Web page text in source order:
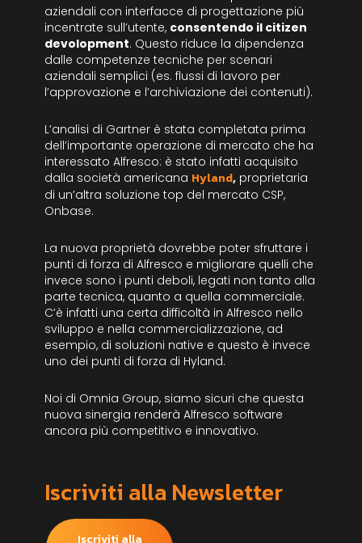
aziendali con interfacce di progettazione più
incentrate sull’utente, consentendo il citizen
devolopment. Questo riduce la dipendenza
dalle competenze tecniche per scenari
aziendali semplici (es. flussi di lavoro per
l’approvazione e l’archiviazione dei contenuti).
L’analisi di Gartner è stata completata prima
dell’importante operazione di mercato che ha
interessato Alfresco: è stato infatti acquisito
dalla società americana Hyland, proprietaria
di un’altra soluzione top del mercato CSP,
Onbase.
La nuova proprietà dovrebbe poter sfruttare i
punti di forza di Alfresco e migliorare quelli che
invece sono i punti deboli, legati non tanto alla
parte tecnica, quanto a quella commerciale.
C’è infatti una certa difficoltà in Alfresco nello
sviluppo e nella commercializzazione, ad
esempio, di soluzioni native e questo è invece
uno dei punti di forza di Hyland.
Noi di Omnia Group, siamo sicuri che questa
nuova sinergia renderà Alfresco software
ancora più competitivo e innovativo.
Iscriviti alla Newsletter
Iscriviti alla